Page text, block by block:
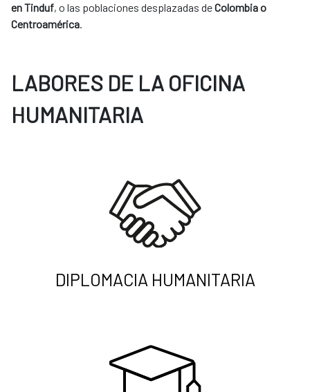
en Tinduf, o las poblaciones desplazadas deColombia o
Centroamérica.
LABORES DE LA OFICINA
HUMANITARIA
DIPLOMACIA HUMANITARIA